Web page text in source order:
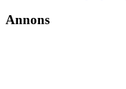
Annons